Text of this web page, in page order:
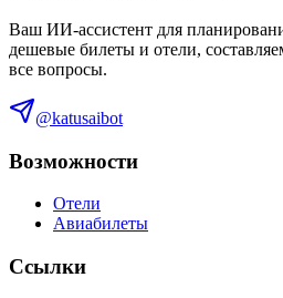
Ваш ИИ-ассистент для
дешевые билеты и отели,
все вопросы.
@katusaibot
Возможности
Отели
Авиабилеты
Ссылки